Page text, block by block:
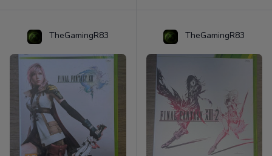
TheGamingR83 TheGamingR83